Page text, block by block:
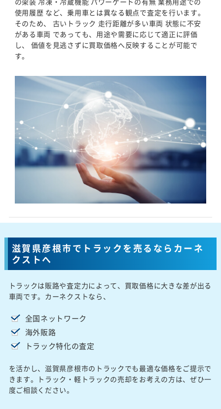
使用履歴 など、乗用車とは異なる観点で査定を行います。
そのため、 古いトラック 走行距離が多い車両 状態に不安
がある車両 であっても、用途や需要に応じて適正に評価
し、 価値を見逃さずに買取価格へ反映することが可能で
す。
滋賀県彦根市でトラックを売るならカーネ
クストへ
トラックは販路や査定力によって、買取価格に大きな差が出る
車両です。カーネクストなら、
全国ネットワーク
海外販路
トラック特化の査定
を活かし、滋賀県彦根市のトラックでも最適な価格をご提示で
きます。トラック・軽トラックの売却をお考えの方は、ぜひ一
度ご相談ください。